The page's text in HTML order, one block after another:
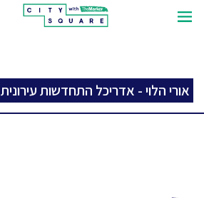
אורי הלוי - אדריכל התחדשות עירונית